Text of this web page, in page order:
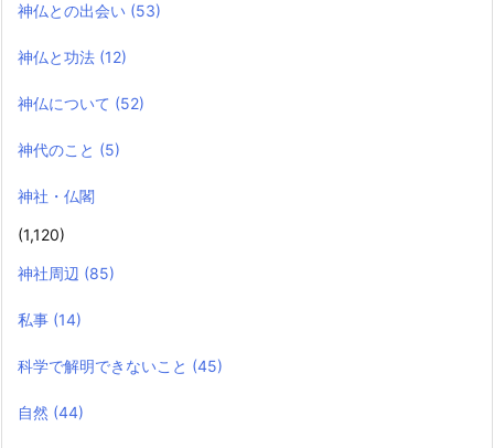
神仏との出会い (53)
神仏と功法 (12)
神仏について (52)
神代のこと (5)
神社・仏閣
(1,120)
神社周辺 (85)
私事 (14)
科学で解明できないこと (45)
自然 (44)